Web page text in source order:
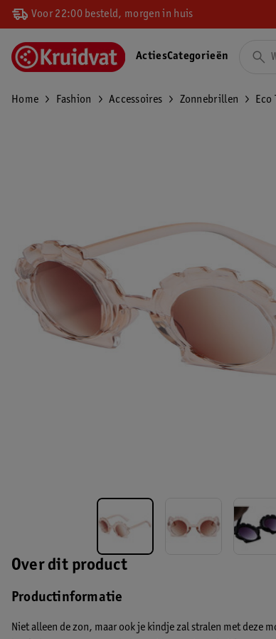
Voor 22:00 besteld, morgen in huis
ActiesCategorieën
Home Fashion Accessoires Zonnebrillen
Over dit product
Productinformatie
Niet alleen de zon, maar ook je kindje zal stralen met deze